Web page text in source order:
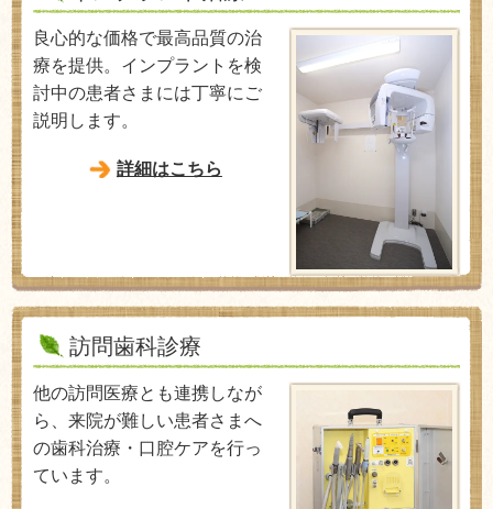
良心的な価格で最高品質の治
療を提供。インプラントを検
討中の患者さまには丁寧にご
説明します。
詳細はこちら
訪問歯科診療
他の訪問医療とも連携しなが
ら、来院が難しい患者さまへ
の歯科治療・口腔ケアを行っ
ています。